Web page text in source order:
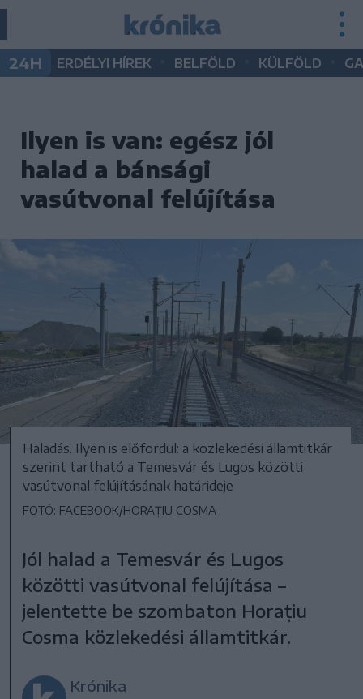
24H ERDÉLYI HÍREK BELFÖLD KÜLFÖLD
Ilyen is van: egész jól
halad a bánsági
vasútvonal felújítása
Haladás. Ilyen is előfordul: a közlekedési államtitkár
szerint tartható a Temesvár és Lugos közötti
vasútvonal felújításának határideje
FOTÓ: FACEBOOK/HORAȚIU COSMA
Jól halad a Temesvár és Lugos
közötti vasútvonal felújítása –
jelentette be szombaton Horațiu
Cosma közlekedési államtitkár.
Krónika